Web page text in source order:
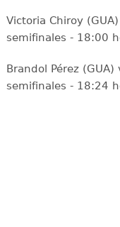
Victoria Chiroy
semifinales - 18:00
Brandol Pérez
semifinales - 18:24